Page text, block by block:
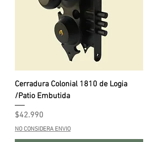
Cerradura Colonial 1810 de Logia
/Patio Embutida
Precio
$42.990
NO CONSIDERA ENVIO